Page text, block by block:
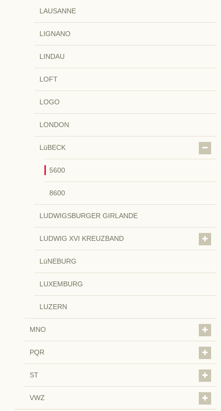
LAUSANNE
LIGNANO
LINDAU
LOFT
LOGO
LONDON
LüBECK
5600
8600
LUDWIGSBURGER GIRLANDE
LUDWIG XVI KREUZBAND
LüNEBURG
LUXEMBURG
LUZERN
MNO
PQR
ST
VWZ